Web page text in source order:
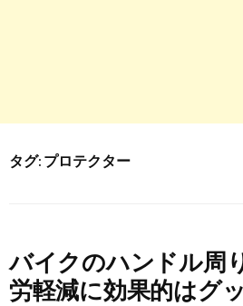
タグ: プロテクター
バイクのハンドル周
労軽減に効果的はグ